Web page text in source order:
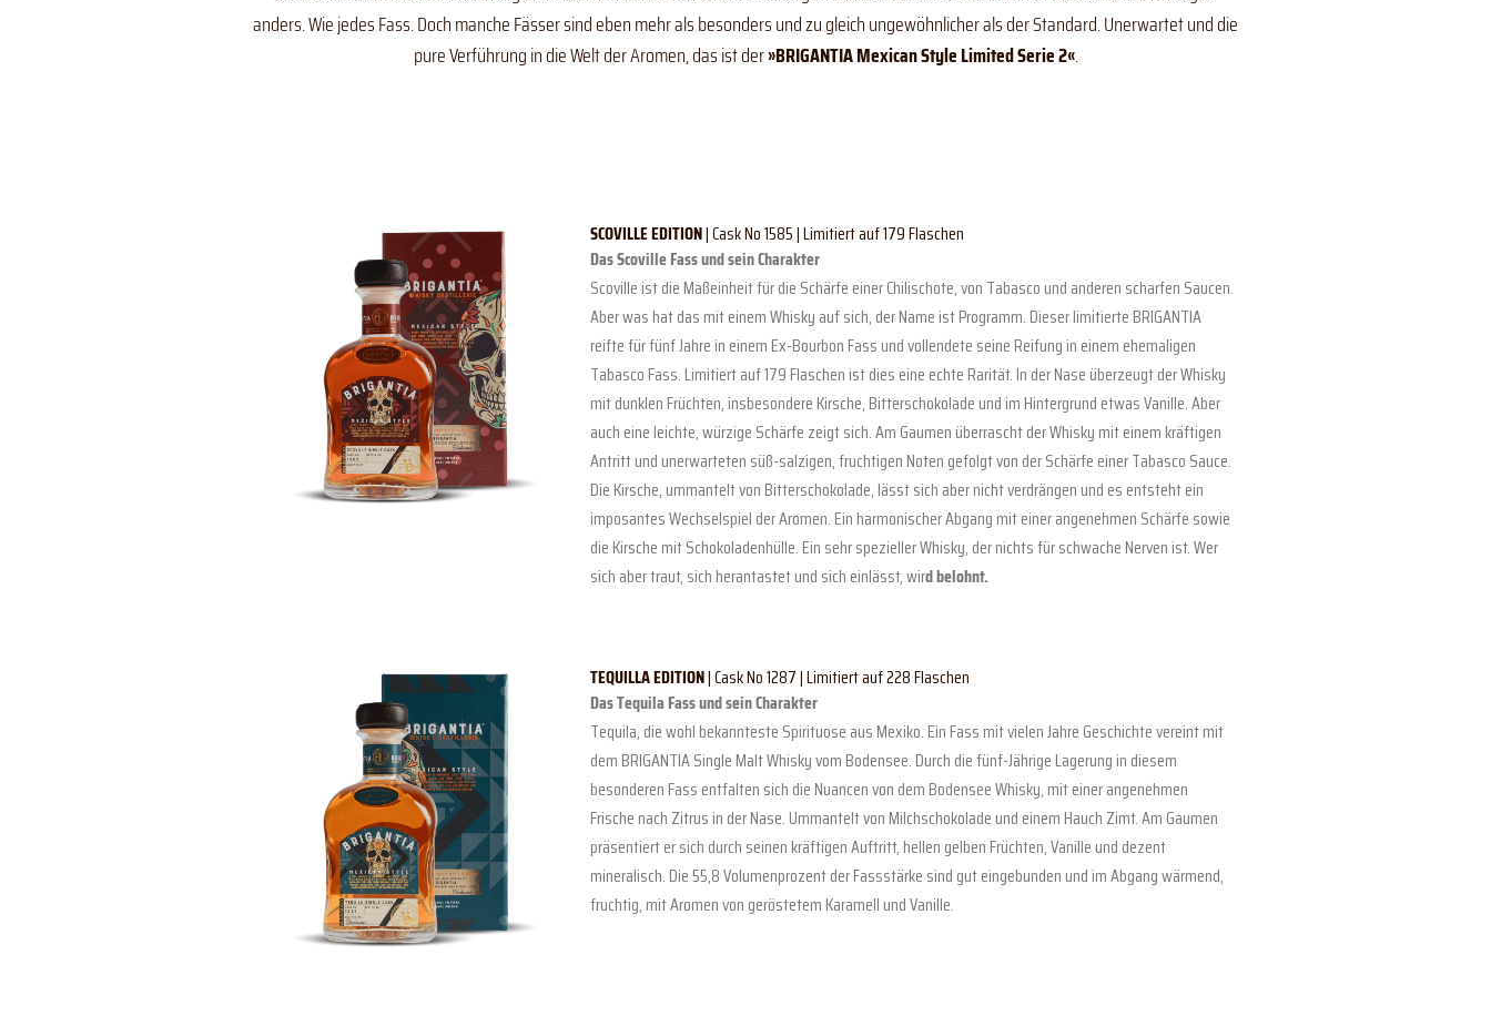
anders. Wie jedes Fass. Doch manche Fässer sind eben mehr als besonders und zu gleich ungewöhnlicher als der Standard. Unerwartet und die
pure Verführung in die Welt der Aromen, das ist der»BRIGANTIA Mexican Style Limited Serie 2«.
SCOVILLE EDITION| Cask No 1585 | Limitiert auf 179 Flaschen
Das Scoville Fass und sein Charakter
Scoville ist die Maßeinheit für die Schärfe einer Chilischote, von Tabasco und anderen scharfen Saucen.
Aber was hat das mit einem Whisky auf sich, der Name ist Programm. Dieser limitierte BRIGANTIA
reifte für fünf Jahre in einem Ex-Bourbon Fass und vollendete seine Reifung in einem ehemaligen
Tabasco Fass. Limitiert auf 179 Flaschen ist dies eine echte Rarität. In der Nase überzeugt der Whisky
mit dunklen Früchten, insbesondere Kirsche, Bitterschokolade und im Hintergrund etwas Vanille. Aber
auch eine leichte, würzige Schärfe zeigt sich. Am Gaumen überrascht der Whisky mit einem kräftigen
Antritt und unerwarteten süß-salzigen, fruchtigen Noten gefolgt von der Schärfe einer Tabasco Sauce.
Die Kirsche, ummantelt von Bitterschokolade, lässt sich aber nicht verdrängen und es entsteht ein
imposantes Wechselspiel der Aromen. Ein harmonischer Abgang mit einer angenehmen Schärfe sowie
die Kirsche mit Schokoladenhülle. Ein sehr spezieller Whisky, der nichts für schwache Nerven ist. Wer
sich aber traut, sich herantastet und sich einlässt, wird belohnt.
TEQUILLA EDITION| Cask No 1287 | Limitiert auf 228 Flaschen
Das Tequila Fass und sein Charakter
Tequila, die wohl bekannteste Spirituose aus Mexiko. Ein Fass mit vielen Jahre Geschichte vereint mit
dem BRIGANTIA Single Malt Whisky vom Bodensee. Durch die fünf-Jährige Lagerung in diesem
besonderen Fass entfalten sich die Nuancen von dem Bodensee Whisky, mit einer angenehmen
Frische nach Zitrus in der Nase. Ummantelt von Milchschokolade und einem Hauch Zimt. Am Gaumen
präsentiert er sich durch seinen kräftigen Auftritt, hellen gelben Früchten, Vanille und dezent
mineralisch. Die 55,8 Volumenprozent der Fassstärke sind gut eingebunden und im Abgang wärmend,
fruchtig, mit Aromen von geröstetem Karamell und Vanille.